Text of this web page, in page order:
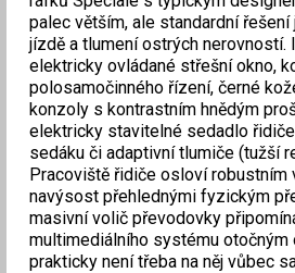
palec větším, ale standardní
jízdě a tlumení ostrých nerovností.
elektricky ovládané střešní okno,
polosamočinného řízení, černé
konzoly s kontrastním hnědým
elektricky stavitelné sedadlo
sedáku či adaptivní tlumiče (tužší
Pracoviště řidiče osloví robustním
navýsost přehlednými fyzickým
masivní volič převodovky
multimediálního systému
prakticky není třeba na něj vůbec